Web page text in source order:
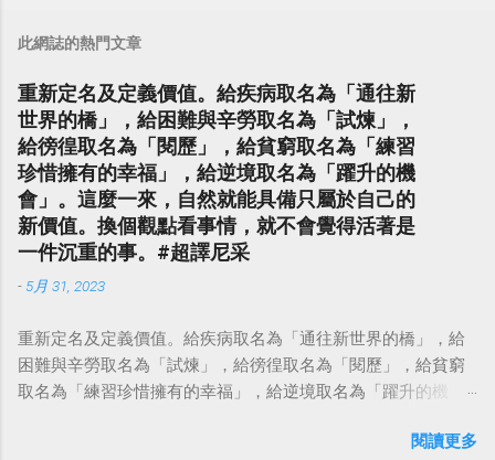
此網誌的熱門文章
重新定名及定義價值。給疾病取名為「通往新
世界的橋」，給困難與辛勞取名為「試煉」，
給徬徨取名為「閱歷」，給貧窮取名為「練習
珍惜擁有的幸福」，給逆境取名為「躍升的機
會」。這麼一來，自然就能具備只屬於自己的
新價值。換個觀點看事情，就不會覺得活著是
一件沉重的事。#超譯尼采
- 5月 31, 2023
重新定名及定義價值。給疾病取名為「通往新世界的橋」，給
困難與辛勞取名為「試煉」，給徬徨取名為「閱歷」，給貧窮
取名為「練習珍惜擁有的幸福」，給逆境取名為「躍升的機
點看事情，就不會覺得活著是一件沉重的事。#超譯尼采 — 中
閱讀更多